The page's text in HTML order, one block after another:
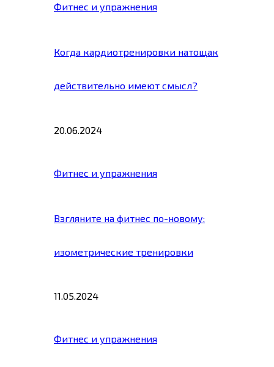
Фитнес и упражнения
Когда кардиотренировки натощак
действительно имеют смысл?
20.06.2024
Фитнес и упражнения
Взгляните на фитнес по-новому:
изометрические тренировки
11.05.2024
Фитнес и упражнения